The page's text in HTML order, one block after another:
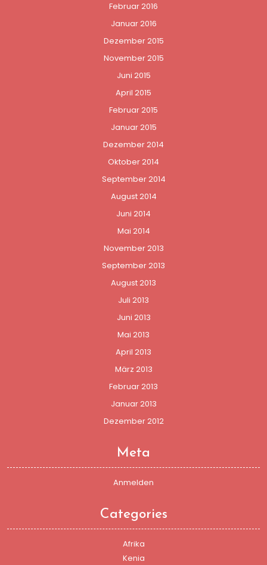
Februar 2016
Januar 2016
Dezember 2015
November 2015
Juni 2015
April 2015
Februar 2015
Januar 2015
Dezember 2014
Oktober 2014
September 2014
August 2014
Juni 2014
Mai 2014
November 2013
September 2013
August 2013
Juli 2013
Juni 2013
Mai 2013
April 2013
März 2013
Februar 2013
Januar 2013
Dezember 2012
Meta
Anmelden
Categories
Afrika
Kenia